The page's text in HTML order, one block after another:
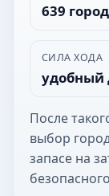
639
СИЛА ХОДА
удобный
После
выбор
запасе на